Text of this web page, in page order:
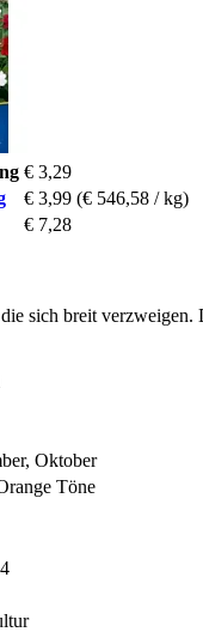
€ 3,29
€ 3,99 (€ 546,58 / kg)
€ 7,28
sich breit
Oktober
Töne